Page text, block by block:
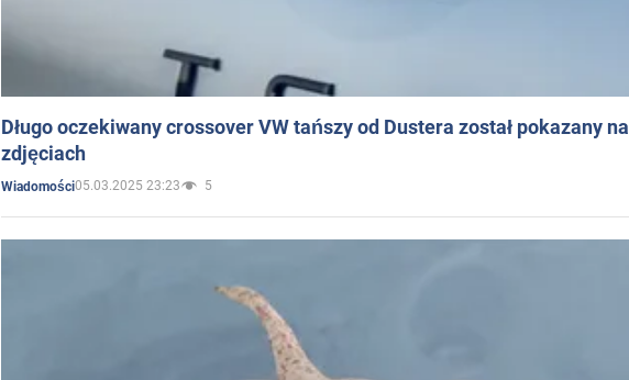
Długo oczekiwany crossover VW tańszy od Dustera został pokazany na
zdjęciach
Wiadomości05.03.2025 23:23 5